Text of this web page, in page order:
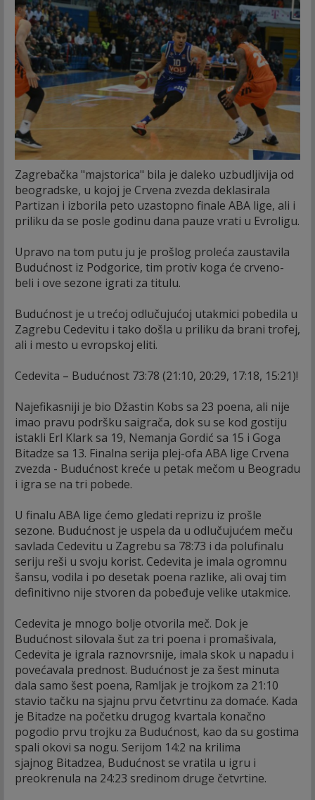
Zagrebačka "majstorica" bila je daleko uzbudljivija od
beogradske, u kojoj je Crvena zvezda deklasirala
Partizan i izborila peto uzastopno finale ABA lige, ali i
priliku da se posle godinu dana pauze vrati u Evroligu.
Upravo na tom putu ju je prošlog proleća zaustavila
Budućnost iz Podgorice, tim protiv koga će crveno-
beli i ove sezone igrati za titulu.
Budućnost je u trećoj odlučujućoj utakmici pobedila u
Zagrebu Cedevitu i tako došla u priliku da brani trofej,
ali i mesto u evropskoj eliti.
Cedevita – Budućnost 73:78 (21:10, 20:29, 17:18, 15:21)!
Najefikasniji je bio Džastin Kobs sa 23 poena, ali nije
imao pravu podršku saigrača, dok su se kod gostiju
istakli Erl Klark sa 19, Nemanja Gordić sa 15 i Goga
Bitadze sa 13. Finalna serija plej-ofa ABA lige Crvena
zvezda - Budućnost kreće u petak mečom u Beogradu
i igra se na tri pobede.
U finalu ABA lige ćemo gledati reprizu iz prošle
sezone. Budućnost je uspela da u odlučujućem meču
savlada Cedevitu u Zagrebu sa 78:73 i da polufinalu
seriju reši u svoju korist. Cedevita je imala ogromnu
šansu, vodila i po desetak poena razlike, ali ovaj tim
definitivno nije stvoren da pobeđuje velike utakmice.
Cedevita je mnogo bolje otvorila meč. Dok je
Budućnost silovala šut za tri poena i promašivala,
Cedevita je igrala raznovrsnije, imala skok u napadu i
povećavala prednost. Budućnost je za šest minuta
dala samo šest poena, Ramljak je trojkom za 21:10
stavio tačku na sjajnu prvu četvrtinu za domaće. Kada
je Bitadze na početku drugog kvartala konačno
pogodio prvu trojku za Budućnost, kao da su gostima
spali okovi sa nogu. Serijom 14:2 na krilima
sjajnog Bitadzea, Budućnost se vratila u igru i
preokrenula na 24:23 sredinom druge četvrtine.